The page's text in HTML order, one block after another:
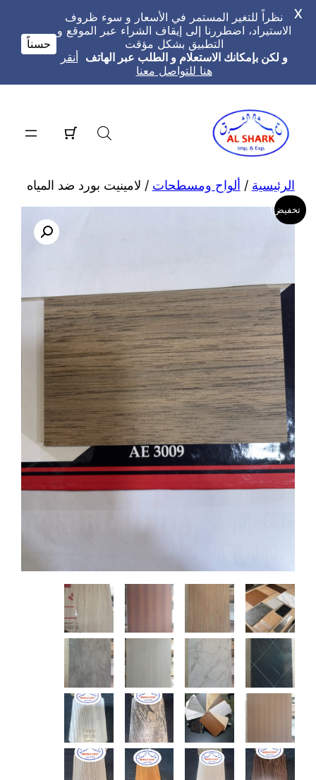
المحتوى
الرئيسية / ألواح ومسطحات / لامينيت بورد ضد المياه
تخفيض!
نظراً للتغير المستمر في الأسعار و سوء ظروف
الاستيراد، اضطررنا إلى إيقاف الشراء عبر الموقع و
التطبيق بشكل مؤقت
و لكن بإمكانك الاستعلام و الطلب عبر الهاتف أنقر
هنا للتواصل معنا
حسناً
X